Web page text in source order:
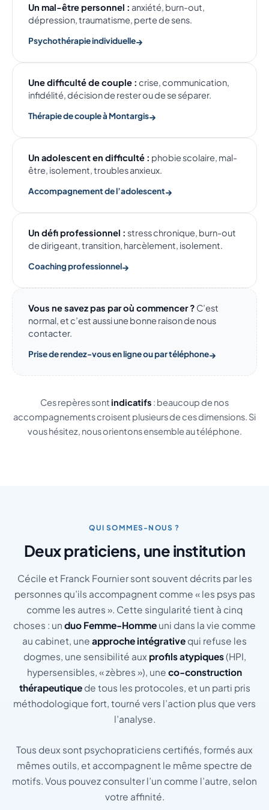
Un mal-être personnel : anxiété, burn-out,
dépression, traumatisme, perte de sens.
Psychothérapie individuelle
Une difficulté de couple : crise, communication,
infidélité, décision de rester ou de se séparer.
Thérapie de couple à Montargis
Un adolescent en difficulté : phobie scolaire, mal-
être, isolement, troubles anxieux.
Accompagnement de l’adolescent
Un défi professionnel : stress chronique, burn-out
de dirigeant, transition, harcèlement, isolement.
Coaching professionnel
Vous ne savez pas par où commencer ? C’est
normal, et c’est aussi une bonne raison de nous
contacter.
Prise de rendez-vous en ligne ou par téléphone
Ces repères sontindicatifs : beaucoup de nos
accompagnements croisent plusieurs de ces dimensions. Si
vous hésitez, nous orientons ensemble au téléphone.
QUI SOMMES-NOUS ?
Deux praticiens, une institution
Cécile et Franck Fournier sont souvent décrits par les
personnes qu’ils accompagnent comme « les psys pas
comme les autres ». Cette singularité tient à cinq
choses : un duo Femme-Homme uni dans la vie comme
au cabinet, une approche intégrative qui refuse les
dogmes, une sensibilité aux profils atypiques(HPI,
hypersensibles, « zèbres »), une co-construction
thérapeutiquede tous les protocoles, et un parti pris
méthodologique fort, tourné vers l’action plus que vers
l’analyse.
Tous deux sont psychopraticiens certifiés, formés aux
mêmes outils, et accompagnent le même spectre de
motifs. Vous pouvez consulter l’un comme l’autre, selon
votre affinité.